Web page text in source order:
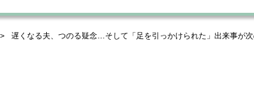
遅くなる夫、つのる疑念…そして「足を引っかけられた」出来事が